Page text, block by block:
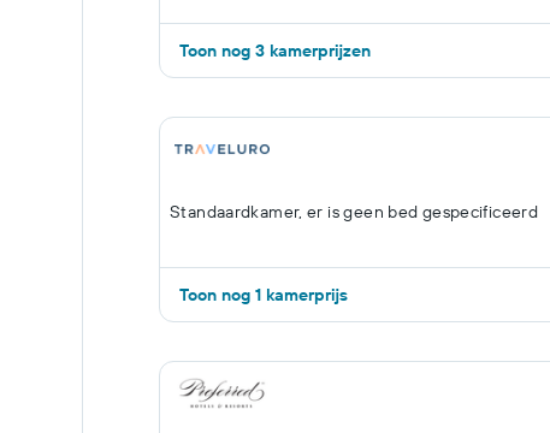
Toon nog 3 kamerprijzen
Standaardkamer, er is geen bed gespecificeerd
Toon nog 1 kamerprijs